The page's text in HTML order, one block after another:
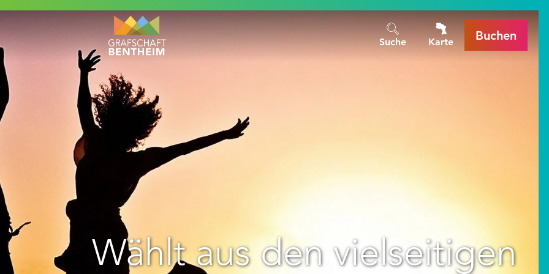
Suche Karte Buchen
Wählt aus den vielseitigen